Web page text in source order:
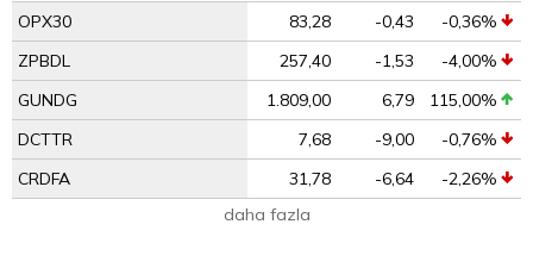
OPX30
83,28 -0,43
-0,36%
ZPBDL
257,40 -1,53
-4,00%
GUNDG
1.809,00 6,79
115,00%
DCTTR
7,68 -9,00
-0,76%
CRDFA
31,78 -6,64
-2,26%
daha fazla